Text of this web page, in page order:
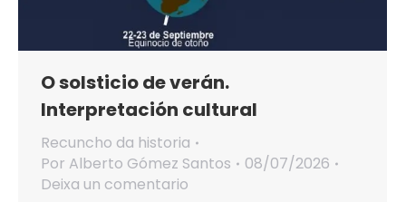
O solsticio de verán.
Interpretación cultural
Recuncho da historia
Por Alberto Gómez Santos
08/07/2026
Deixa un comentario